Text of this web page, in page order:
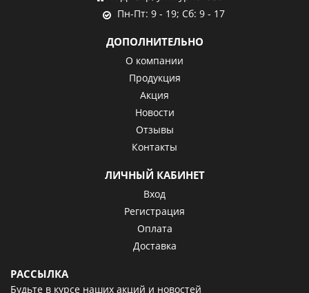
Пн-Пт: 9 - 19; Сб: 9 - 17
ДОПОЛНИТЕЛЬНО
О компании
Продукция
Акция
Новости
Отзывы
Контакты
ЛИЧНЫЙ КАБИНЕТ
Вход
Регистрация
Оплата
Доставка
РАССЫЛКА
Будьте в курсе наших акций и новостей